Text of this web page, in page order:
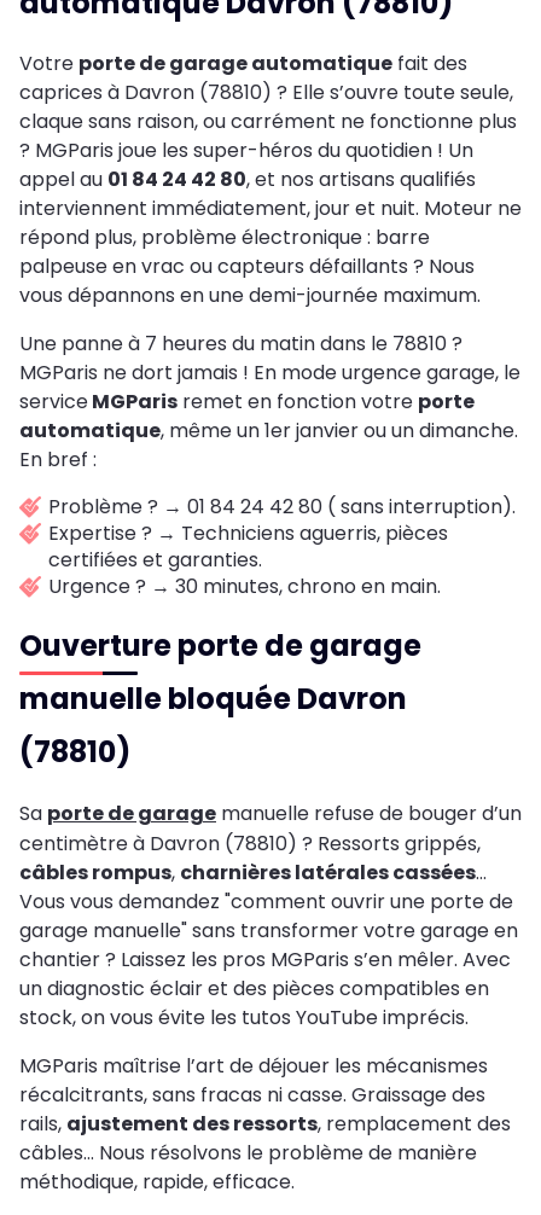
Votre porte de garage automatique fait des
caprices à Davron (78810) ? Elle s’ouvre toute seule,
claque sans raison, ou carrément ne fonctionne plus
? MGParis joue les super-héros du quotidien ! Un
appel au 01 84 24 42 80, et nos artisans qualifiés
interviennent immédiatement, jour et nuit. Moteur ne
répond plus, problème électronique : barre
palpeuse en vrac ou capteurs défaillants ? Nous
vous dépannons en une demi-journée maximum.
Une panne à 7 heures du matin dans le 78810 ?
MGParis ne dort jamais ! En mode urgence garage, le
serviceMGParis remet en fonction votre porte
automatique, même un 1er janvier ou un dimanche.
En bref :
Problème ? → 01 84 24 42 80 ( sans interruption).
Expertise ? → Techniciens aguerris, pièces
certifiées et garanties.
Urgence ? → 30 minutes, chrono en main.
Ouverture porte de garage
manuelle bloquée Davron
(78810)
Sa porte de garage manuelle refuse de bouger d’un
centimètre à Davron (78810) ? Ressorts grippés,
câbles rompus, charnières latérales cassées…
Vous vous demandez "comment ouvrir une porte de
garage manuelle" sans transformer votre garage en
chantier ? Laissez les pros MGParis s’en mêler. Avec
un diagnostic éclair et des pièces compatibles en
stock, on vous évite les tutos YouTube imprécis.
MGParis maîtrise l’art de déjouer les mécanismes
récalcitrants, sans fracas ni casse. Graissage des
rails, ajustement des ressorts, remplacement des
câbles… Nous résolvons le problème de manière
méthodique, rapide, efficace.